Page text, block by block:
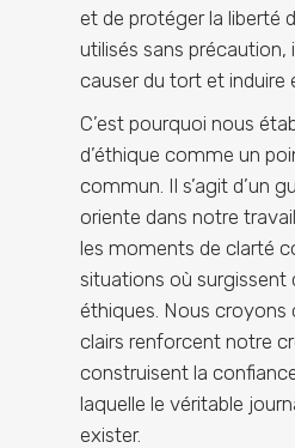
et de protéger la liberté
utilisés sans précaution,
causer du tort et induire
C’est pourquoi nous
d’éthique comme un
commun. Il s’agit d’un
oriente dans notre
les moments de clarté
situations où surgissent
éthiques. Nous croyons
clairs renforcent notre
construisent la
laquelle le véritable
exister.